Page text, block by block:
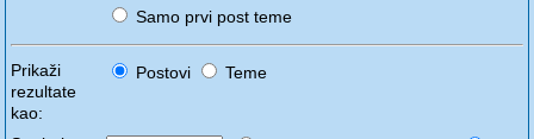
Samo prvi post teme
Prikaži
rezultate
kao:
Postovi Teme